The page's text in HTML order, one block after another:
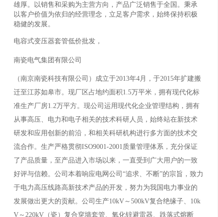
雄厚。以销售和采购为主营方向，产品广泛销售于全国。秉承
以客户价值为依归的经营理念，立足客户需求，始终保持积极
稳健的发展。
电容式变压器套管低价批发，
南瓷电气集团有限公司
（南京南瓷科技有限公司）成立于2013年4月，于2015年扩建搬
迁至江苏如皋市。现厂区占地约面积1.5万平米，拥有现代化标
准生产厂房1.2万平方。现公司运用现代化企业管理结构，拥有
从事高压、电力和电子相关的技术科研人员，始终站在新技术
研发和应用创新的前沿，和相关科研机构进行多方面的技术交
流合作。生产严格贯彻ISO9001-2001质量管理体系，充分保证
了产品质量，至产品进入市场以来，一直受到广大用户的一致
好评与信赖。公司本着响应电网公司“追求、不断”的宗旨，致力
于电力高压线路高新技术产品的开发，努力为我国电力事业的
发展做出更大的贡献。公司生产10kV～500kV复合绝缘子、10k
V～220kV（瓷）复合穿墙套管、氧化锌避雷器、跌落式熔断